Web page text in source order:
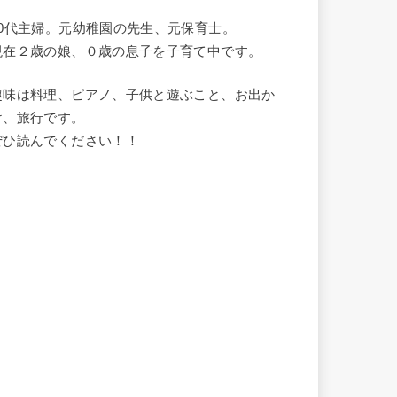
代主婦。元幼稚園の先生、元保育士。
在２歳の娘、０歳の息子を子育て中です。
味は料理、ピアノ、子供と遊ぶこと、お出か
、旅行です。
ひ読んでください！！